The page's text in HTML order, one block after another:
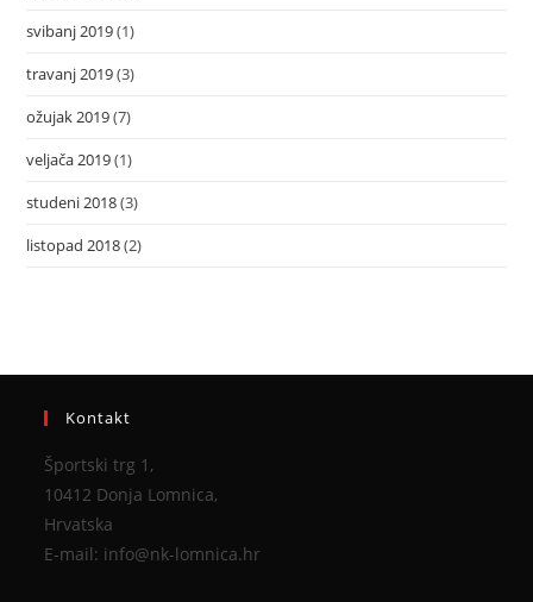
svibanj 2019(1)
travanj 2019(3)
ožujak 2019(7)
veljača 2019(1)
studeni 2018(3)
listopad 2018(2)
Kontakt
Športski trg 1,
10412 Donja Lomnica,
Hrvatska
E-mail: info@nk-lomnica.hr